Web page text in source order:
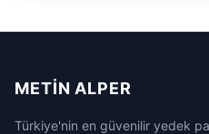
METIN ALPER
Türkiye'nin en güvenilir yedek